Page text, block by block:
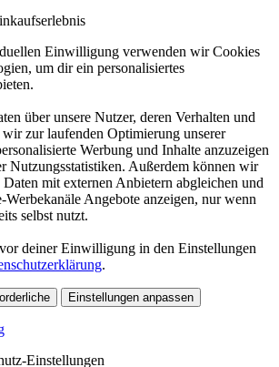
Einwilligung verwenden wir Cookies
um dir ein personalisiertes
über unsere Nutzer, deren Verhalten und
zur laufenden Optimierung unserer
Werbung und Inhalte anzuzeigen
Nutzungsstatistiken. Außerdem können wir
Daten mit externen Anbietern abgleichen und
Angebote anzeigen, nur wenn
selbst nutzt.
deiner Einwilligung in den Einstellungen
.
Einstellungen anpassen
Einstellungen